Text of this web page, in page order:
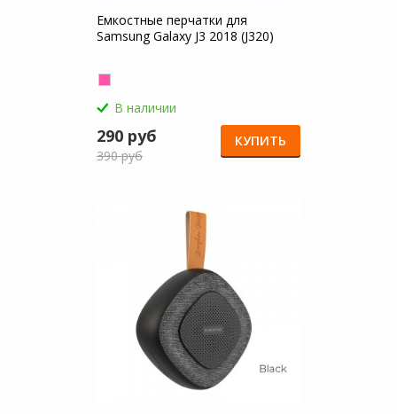
Емкостные перчатки для
Samsung Galaxy J3 2018 (J320)
В наличии
290 руб
390 руб
КУПИТЬ